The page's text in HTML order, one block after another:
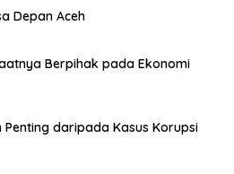
Depan Aceh
Berpihak pada Ekonomi
Penting daripada Kasus Korupsi